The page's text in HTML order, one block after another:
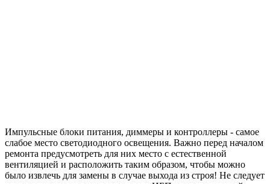
Импульсные блоки питания, диммеры и контроллеры - самое
слабое место светодиодного освещения. Важно перед началом
ремонта предусмотреть для них место с естественной
вентиляцией и расположить таким образом, чтобы можно
было извлечь для замены в случае выхода из строя! Не следует